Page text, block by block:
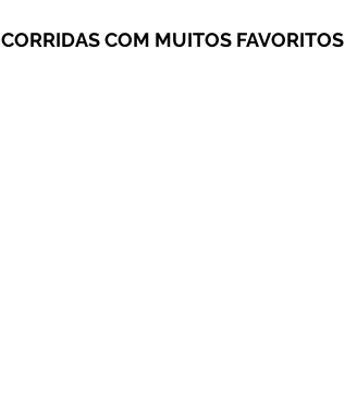
CORRIDAS COM MUITOS FAVORITOS